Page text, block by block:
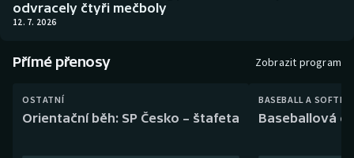
Box
Curling
Dostihy
odvracely čtyři mečboly
12. 7. 2026
Přímé přenosy Zobrazit program
OSTATNÍ
Orientační běh: SP Česko – štafeta
BASEBALL A
Baseballová